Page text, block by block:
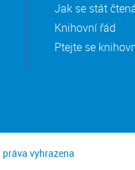
Jak se stát
Knihovní řád
Ptejte se
vyhrazena